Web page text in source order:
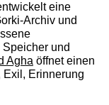
eine
Archiv und
und
Agha öffnet einen
Exil, Erinnerung